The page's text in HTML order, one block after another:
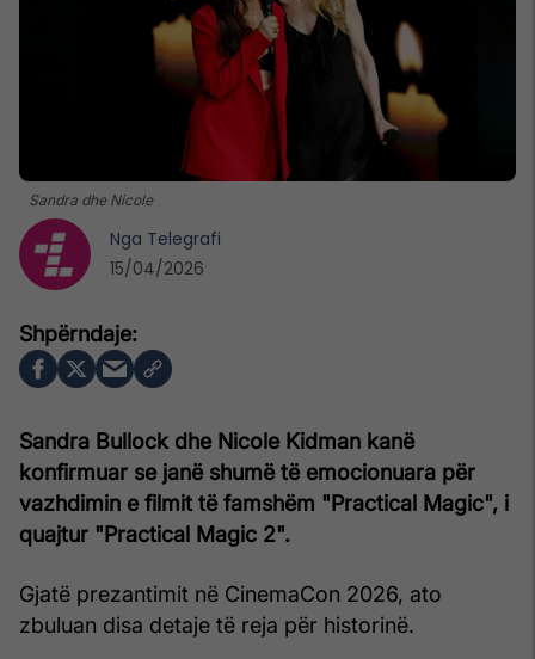
Sandra dhe Nicole
Sandra Bullock dhe Nicole Kidman kanë
konfirmuar se janë shumë të emocionuara për
vazhdimin e filmit të famshëm "Practical Magic", i
quajtur "Practical Magic 2".
Gjatë prezantimit në CinemaCon 2026, ato
zbuluan disa detaje të reja për historinë.
Nga Telegrafi
15/04/2026